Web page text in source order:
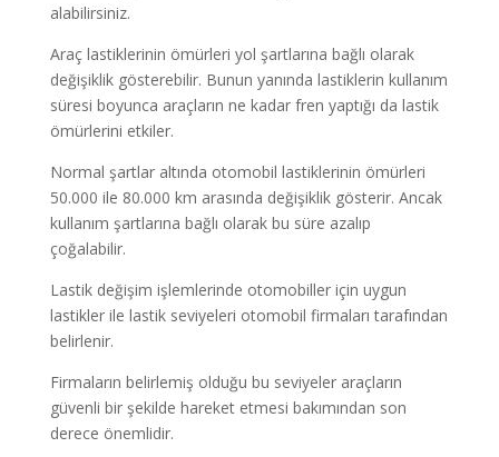
alabilirsiniz.
Araç lastiklerinin ömürleri yol şartlarına bağlı olarak
değişiklik gösterebilir. Bunun yanında lastiklerin kullanım
süresi boyunca araçların ne kadar fren yaptığı da lastik
ömürlerini etkiler.
Normal şartlar altında otomobil lastiklerinin ömürleri
50.000 ile 80.000 km arasında değişiklik gösterir. Ancak
kullanım şartlarına bağlı olarak bu süre azalıp
çoğalabilir.
Lastik değişim işlemlerinde otomobiller için uygun
lastikler ile lastik seviyeleri otomobil firmaları tarafından
belirlenir.
Firmaların belirlemiş olduğu bu seviyeler araçların
güvenli bir şekilde hareket etmesi bakımından son
derece önemlidir.